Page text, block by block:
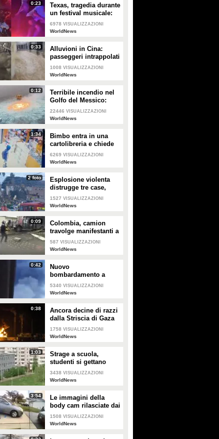
0:23
Texas, tragedia durante
un festival musicale:
almeno 8 morti
6978 VISUALIZZAZIONI
WorldNews
0:33
Alluvioni in Cina:
passeggeri intrappolati
nella metropolitana
1008 VISUALIZZAZIONI
WorldNews
0:12
Terribile incendio nel
Golfo del Messico:
fiamme in mare
22446 VISUALIZZAZIONI
WorldNews
1:34
Bimbo entra in una
cartolibreria e chiede
aiuto per studiare, il
proprietario gli regala
6269 VISUALIZZAZIONI
WorldNews
2 foto
Esplosione violenta
distrugge tre case,
muore un bambino:
sospetta fuga di gas
1527 VISUALIZZAZIONI
WorldNews
0:09
Colombia, camion
travolge manifestanti a
Cali
587 VISUALIZZAZIONI
WorldNews
0:42
Nuovo
bombardamento a
Gaza: razzi israeliani
colpiscono palazzo
5340 VISUALIZZAZIONI
WorldNews
0:38
Ancora decine di razzi
dalla Striscia di Gaza
1758 VISUALIZZAZIONI
WorldNews
1:03
Strage a scuola,
studenti si gettano
dalle finestre al terzo
piano per scappare:
3438 VISUALIZZAZIONI
WorldNews
3:54
Le immagini della
body cam rilasciate dai
poliziotti di Columbus
1508 VISUALIZZAZIONI
WorldNews